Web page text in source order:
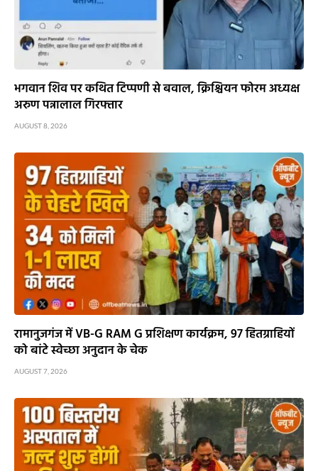
भगवान शिव पर कथित टिप्पणी से बवाल, क्रिश्चियन फोरम अध्यक्ष
अरुण पन्नालाल गिरफ्तार
AUGUST 8, 2026
रामानुजगंज में VB-G RAM G प्रशिक्षण कार्यक्रम, 97 हितग्राहियों
को बांटे स्वेच्छा अनुदान के चेक
AUGUST 7, 2026